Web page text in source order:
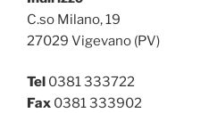
C.so Milano, 19
27029 Vigevano (PV)
Tel 0381 333722
Fax 0381 333902